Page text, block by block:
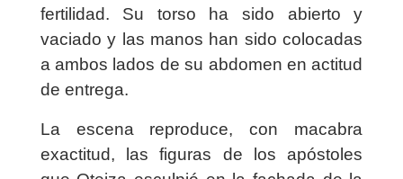
fertilidad. Su torso ha sido abierto y
vaciado y las manos han sido colocadas
a ambos lados de su abdomen en actitud
de entrega.
La escena reproduce, con macabra
exactitud, las figuras de los apóstoles